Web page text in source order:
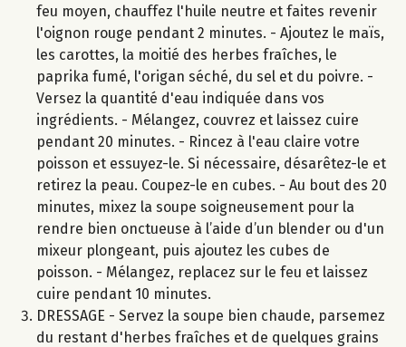
feu moyen, chauffez l'huile neutre et faites revenir
l'oignon rouge pendant 2 minutes. - Ajoutez le maïs,
les carottes, la moitié des herbes fraîches, le
paprika fumé, l'origan séché, du sel et du poivre. -
Versez la quantité d'eau indiquée dans vos
ingrédients. - Mélangez, couvrez et laissez cuire
pendant 20 minutes. - Rincez à l'eau claire votre
poisson et essuyez-le. Si nécessaire, désarêtez-le et
retirez la peau. Coupez-le en cubes. - Au bout des 20
minutes, mixez la soupe soigneusement pour la
rendre bien onctueuse à l’aide d’un blender ou d'un
mixeur plongeant, puis ajoutez les cubes de
poisson. - Mélangez, replacez sur le feu et laissez
cuire pendant 10 minutes.
DRESSAGE - Servez la soupe bien chaude, parsemez
du restant d'herbes fraîches et de quelques grains